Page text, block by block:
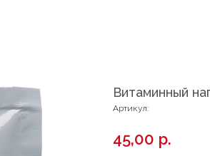
Витаминный
Артикул:
45,00 р.